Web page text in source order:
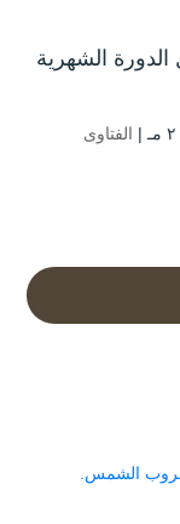
الشهرية
الفتاوى
الشمس.